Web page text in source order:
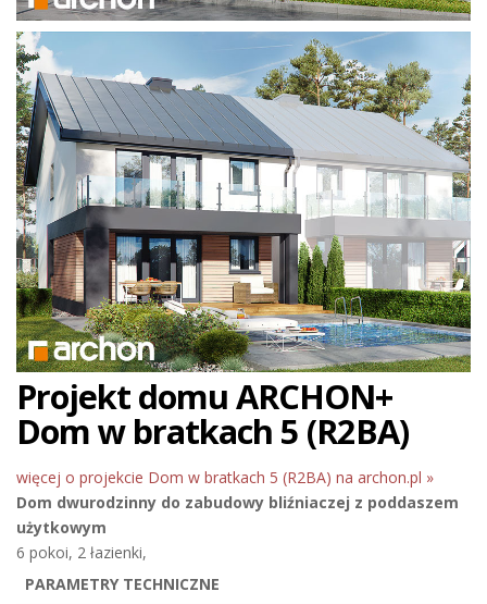
Projekt domu ARCHON+
Dom w bratkach 5 (R2BA)
więcej o projekcie Dom w bratkach 5 (R2BA) na archon.pl »
Dom dwurodzinny do zabudowy bliźniaczej z poddaszem
użytkowym
6 pokoi, 2 łazienki,
PARAMETRY TECHNICZNE